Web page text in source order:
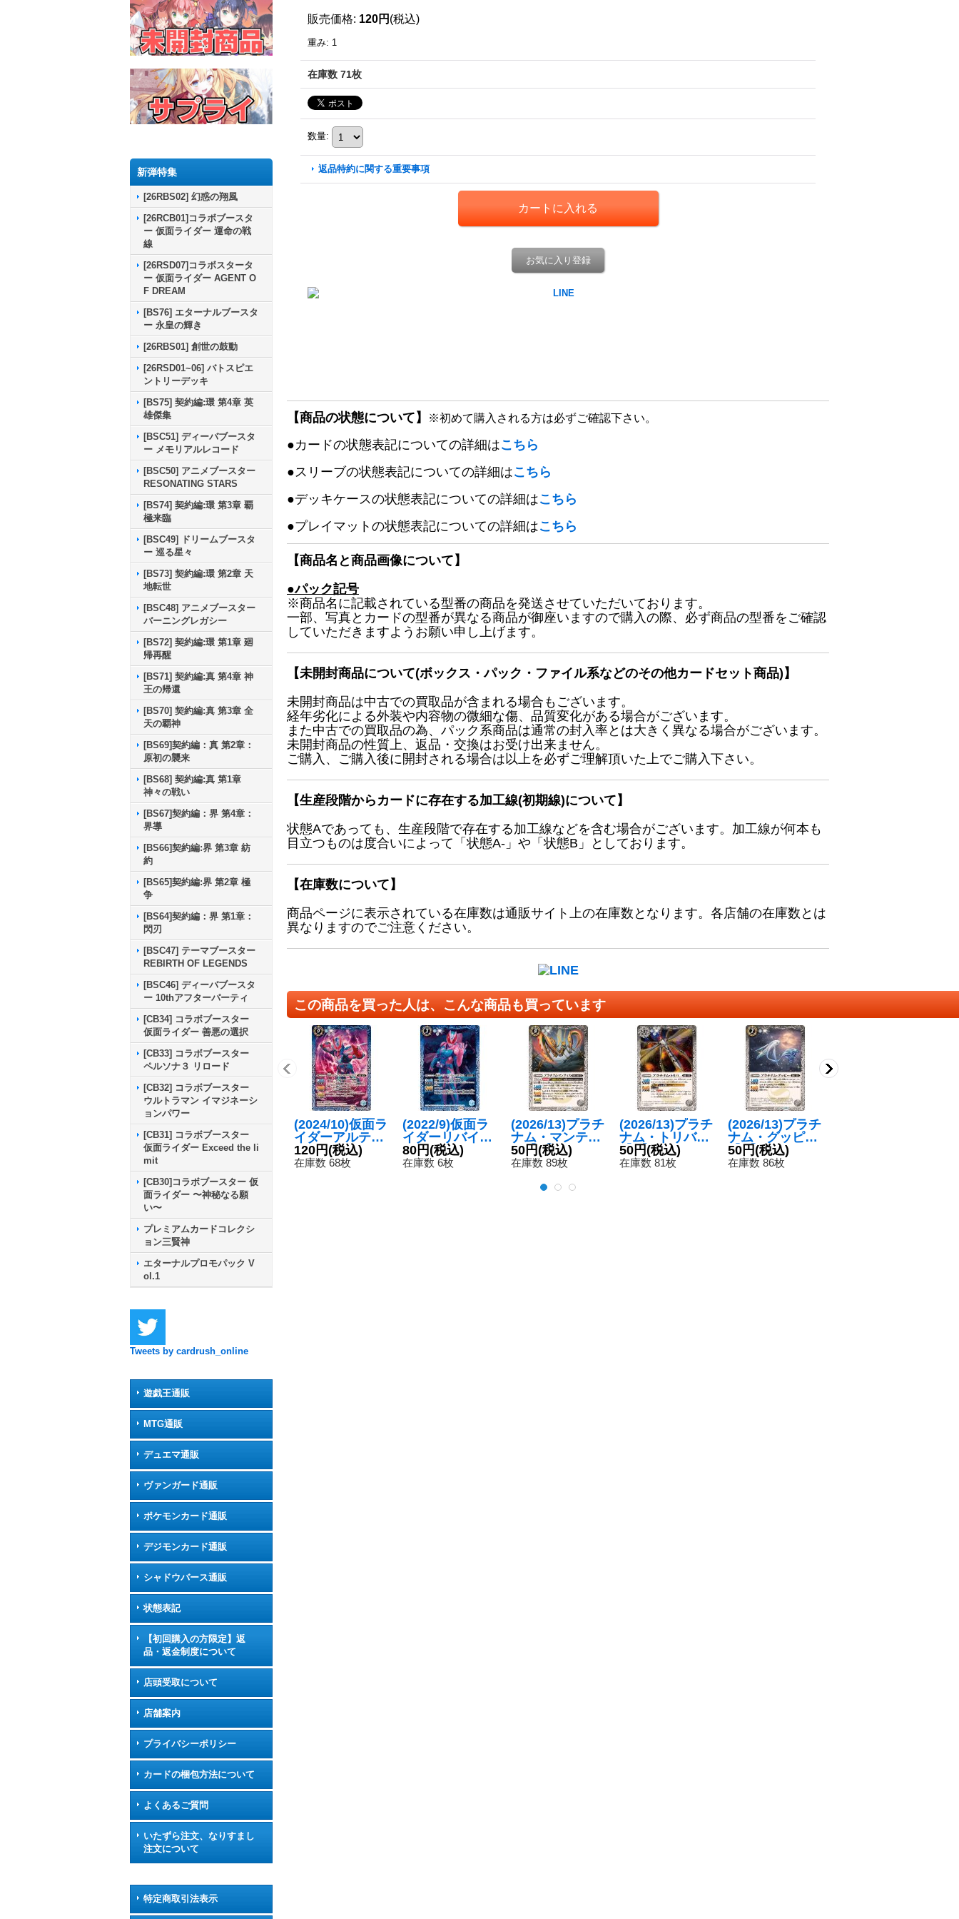
新弾特集
[26RBS02] 幻惑の翔風
[26RCB01]コラボブースタ
ー 仮面ライダー 運命の戦
線
[26RSD07]コラボスタータ
ー 仮面ライダー AGENT O
F DREAM
[BS76] エターナルブースタ
ー 永皇の輝き
[26RBS01] 創世の鼓動
[26RSD01~06] バトスピエ
ントリーデッキ
[BS75] 契約編:環 第4章 英
雄傑集
[BSC51] ディーバブースタ
ー メモリアルレコード
[BSC50] アニメブースター
RESONATING STARS
[BS74] 契約編:環 第3章 覇
極来臨
[BSC49] ドリームブースタ
ー 巡る星々
[BS73] 契約編:環 第2章 天
地転世
[BSC48] アニメブースター
バーニングレガシー
[BS72] 契約編:環 第1章 廻
帰再醒
[BS71] 契約編:真 第4章 神
王の帰還
[BS70] 契約編:真 第3章 全
天の覇神
[BS69]契約編：真 第2章：
原初の襲来
[BS68] 契約編:真 第1章
神々の戦い
[BS67]契約編：界 第4章：
界導
[BS66]契約編:界 第3章 紡
約
[BS65]契約編:界 第2章 極
争
[BS64]契約編：界 第1章：
閃刃
[BSC47] テーマブースター
REBIRTH OF LEGENDS
[BSC46] ディーバブースタ
ー 10thアフターパーティ
[CB34] コラボブースター
仮面ライダー 善悪の選択
[CB33] コラボブースター
ペルソナ３ リロード
[CB32] コラボブースター
ウルトラマン イマジネーシ
ョンパワー
[CB31] コラボブースター
仮面ライダー Exceed the li
mit
[CB30]コラボブースター 仮
面ライダー 〜神秘なる願
い〜
プレミアムカードコレクシ
ョン三賢神
エターナルプロモパック V
ol.1
Tweets by cardrush_online
遊戯王通販
MTG通販
デュエマ通販
ヴァンガード通販
ポケモンカード通販
デジモンカード通販
シャドウバース通販
状態表記
【初回購入の方限定】返
品・返金制度について
店頭受取について
店舗案内
プライバシーポリシー
カードの梱包方法について
よくあるご質問
いたずら注文、なりすまし
注文について
特定商取引法表示
販売価格: 120円 (税込)
重み: 1
在庫数 71枚
数量:
返品特約に関する重要事項
お気に入り登録
【商品の状態について】 ※初めて購入される方は必ずご確認下さい。
●カードの状態表記についての詳細はこちら
●スリーブの状態表記についての詳細はこちら
●デッキケースの状態表記についての詳細はこちら
●プレイマットの状態表記についての詳細はこちら
【商品名と商品画像について】
●パック記号
※商品名に記載されている型番の商品を発送させていただいております。
一部、写真とカードの型番が異なる商品が御座いますので購入の際、必ず商品の型番をご確認
していただきますようお願い申し上げます。
【未開封商品について(ボックス・パック・ファイル系などのその他カードセット商品)】
未開封商品は中古での買取品が含まれる場合もございます。
経年劣化による外装や内容物の微細な傷、品質変化がある場合がございます。
また中古での買取品の為、パック系商品は通常の封入率とは大きく異なる場合がございます。
未開封商品の性質上、返品・交換はお受け出来ません。
ご購入、ご購入後に開封される場合は以上を必ずご理解頂いた上でご購入下さい。
【生産段階からカードに存在する加工線(初期線)について】
状態Aであっても、生産段階で存在する加工線などを含む場合がございます。加工線が何本も
目立つものは度合いによって「状態A-」や「状態B」としております。
【在庫数について】
商品ページに表示されている在庫数は通販サイト上の在庫数となります。各店舗の在庫数とは
異なりますのでご注意ください。
この商品を買った人は、こんな商品も買っています
(2024/10)仮面ラ
イダーアルティ
メットリバイ
[2]【R】{CB30-
120円(税込)
在庫数 68枚
(2022/9)仮面ラ
イダーリバイレ
ックスゲノム
【C】{CB24-04
80円(税込)
在庫数 6枚
(2026/13)プラチ
ナム・マンティ
ス【C】{BS76-
041}《白》
50円(税込)
在庫数 89枚
(2026/13)プラチ
ナム・トリバ
【C】{BS76-03
7}《白》
50円(税込)
在庫数 81枚
(2026/13)プラチ
ナム・グッピー
【C】{BS76-03
3}《白》
50円(税込)
在庫数 86枚